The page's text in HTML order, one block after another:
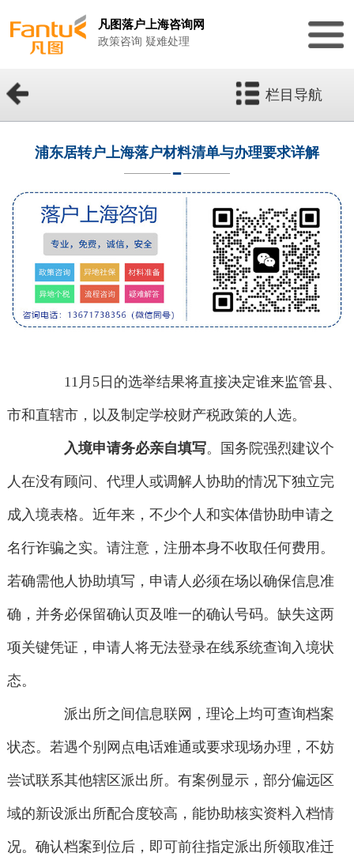
凡图落户上海咨询网
政策咨询 疑难处理
栏目导航
浦东居转户上海落户材料清单与办理要求详解
11月5日的选举结果将直接决定谁来监管县、
市和直辖市，以及制定学校财产税政策的人选。
入境申请务必亲自填写。国务院强烈建议个
人在没有顾问、代理人或调解人协助的情况下独立完
成入境表格。近年来，不少个人和实体借协助申请之
名行诈骗之实。请注意，注册本身不收取任何费用。
若确需他人协助填写，申请人必须在场以确保信息准
确，并务必保留确认页及唯一的确认号码。缺失这两
项关键凭证，申请人将无法登录在线系统查询入境状
态。
派出所之间信息联网，理论上均可查询档案
状态。若遇个别网点电话难通或要求现场办理，不妨
尝试联系其他辖区派出所。有案例显示，部分偏远区
域的新设派出所配合度较高，能协助核实资料入档情
况。确认档案到位后，即可前往指定派出所领取准迁